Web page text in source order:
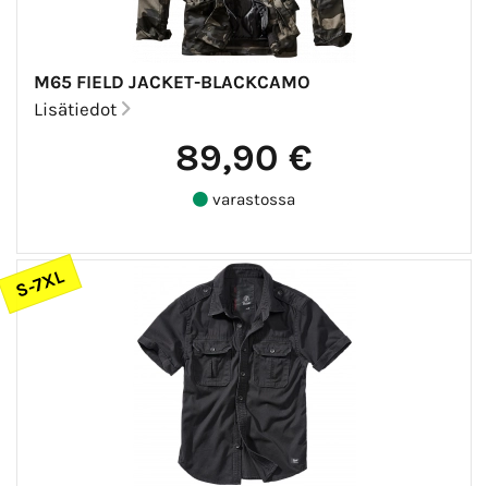
M65 FIELD JACKET-BLACKCAMO
Lisätiedot
89,90 €
varastossa
S-7XL